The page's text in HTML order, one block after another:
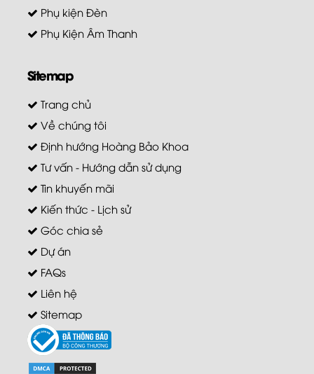
Phụ kiện Đèn
Phụ Kiện Âm Thanh
Sitemap
Trang chủ
Về chúng tôi
Định hướng Hoàng Bảo Khoa
Tư vấn - Hướng dẫn sử dụng
Tin khuyến mãi
Kiến thức - Lịch sử
Góc chia sẻ
Dự án
FAQs
Liên hệ
Sitemap